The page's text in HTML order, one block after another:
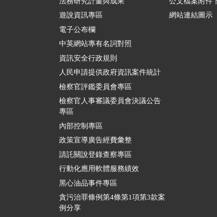
遊說資訊專區
電子公布欄
中英網站專有名詞對照
資訊安全行政規則
人民申請提供政府資訊案件統計
檢察官評鑑委員會專區
檢察官人事審議委員會決議公告
專區
內部控制專區
政策宣導廣告經費彙整
請託關說登錄查察專區
行動化應用軟體服務績效
黑心油品事件專區
貪污治罪條例第4條第1項第3款案
例分享
網站連結圖示